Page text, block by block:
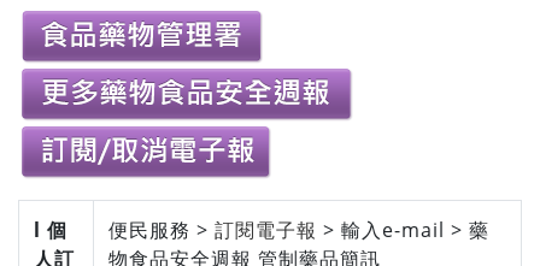
l 個
人訂
便民服務 > 訂閱電子報 > 輸入e-mail > 藥
物食品安全週報 管制藥品簡訊